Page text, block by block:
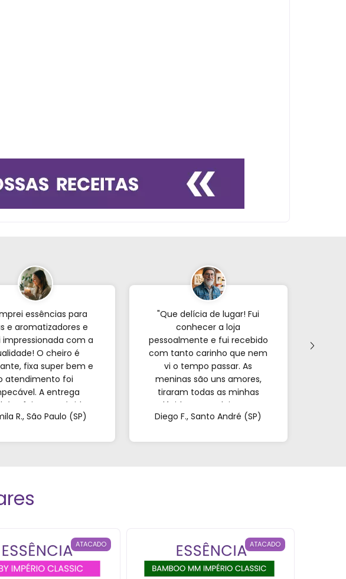
essências para
e aromatizadores e
impressionada com a
O cheiro é
fixa super bem e
atendimento foi
A entrega
foi super rápida.
de olhos
R., São Paulo (SP)
"Que delícia de lugar! Fui
conhecer a loja
pessoalmente e fui recebido
com tanto carinho que nem
vi o tempo passar. As
meninas são uns amores,
tiraram todas as minhas
dúvidas e me deixaram
super à vontade. É
mãos vazias!"
Diego F., Santo André (SP)
ATACADO ATACADO